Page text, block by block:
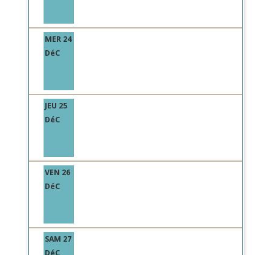
MER 24
DéC
JEU 25
DéC
VEN 26
DéC
SAM 27
DéC